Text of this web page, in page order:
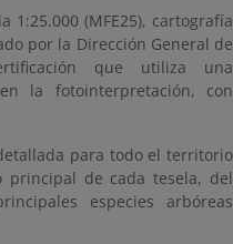
1:25.000 (MFE25), cartografía
por la Dirección General de
que utiliza una
la fotointerpretación, con
para todo el territorio
de cada tesela, del
especies arbóreas